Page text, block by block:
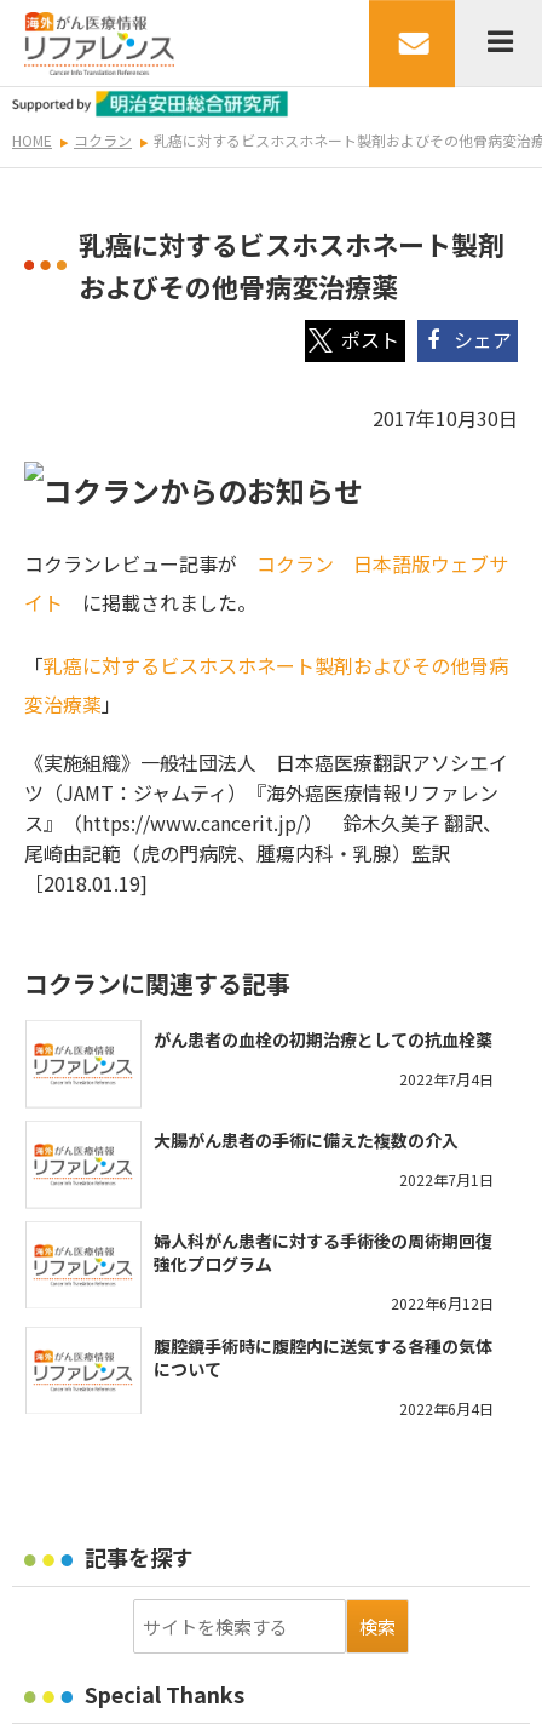
HOME コクラン 乳癌に対するビスホスホネート製剤およびその他骨病変治
乳癌に対するビスホスホネート製剤
およびその他骨病変治療薬
シェア
2017年10月30日
コクランレビュー記事が コクラン 日本語版ウェブサ
イト に掲載されました。
「乳癌に対するビスホスホネート製剤およびその他骨病
変治療薬 」
《実施組織》一般社団法人 日本癌医療翻訳アソシエイ
ツ（JAMT：ジャムティ）『海外癌医療情報リファレン
ス』（https://www.cancerit.jp/） 鈴木久美子 翻訳、
尾崎由記範（虎の門病院、腫瘍内科・乳腺）監訳
［2018.01.19]
コクランに関連する記事
がん患者の血栓の初期治療としての抗血栓薬
2022年7月4日
大腸がん患者の手術に備えた複数の介入
2022年7月1日
婦人科がん患者に対する手術後の周術期回復
強化プログラム
2022年6月12日
腹腔鏡手術時に腹腔内に送気する各種の気体
について
2022年6月4日
記事を探す
Special Thanks